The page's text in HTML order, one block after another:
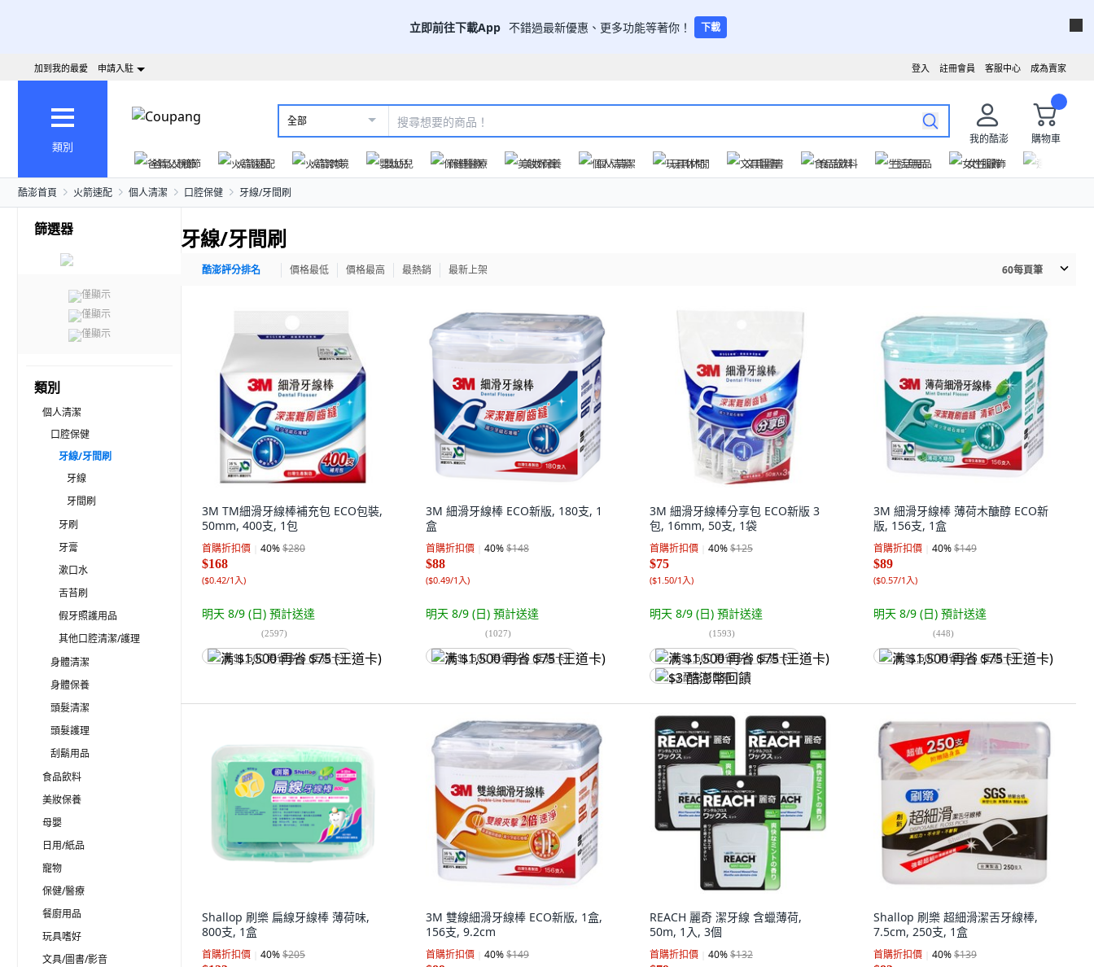
立即前往下載App 不錯過最新優惠、更多功能等著你！ 下載
成為賣家
客服中心
註冊會員
登入
加到我的最愛 申請入駐
類別
全部
我的酷澎
購物車
爸氣父親節
火箭速配 火箭跨境 嬰幼兒 保健醫療 美妝保養 個人清潔 玩具休閒 文具圖書 食品飲料 生活用品 女性服飾
酷澎首頁 火箭速配 個人清潔 口腔保健 牙線/牙間刷
篩選器
僅顯示
僅顯示
僅顯示
類別
個人清潔
口腔保健
牙線/牙間刷
牙線
牙間刷
牙刷
牙膏
漱口水
舌苔刷
假牙照護用品
其他口腔清潔/護理
身體清潔
身體保養
頭髮清潔
頭髮護理
刮鬍用品
食品飲料
美妝保養
母嬰
日用/紙品
寵物
保健/醫療
餐廚用品
玩具嗜好
文具/圖書/影音
牙線/牙間刷
酷澎評分排名 價格最低 價格最高 最熱銷 最新上架 60每頁筆
3M TM細滑牙線棒補充包 ECO包裝,
50mm, 400支, 1包
首購折扣價 40%$280
$168
($0.42/1入)
明天 8/9 (日) 預計送達
(2597)
满 $1,500 再省 $75 (王道卡)
3M 細滑牙線棒 ECO新版, 180支, 1
盒
首購折扣價 40%$148
$88
($0.49/1入)
明天 8/9 (日) 預計送達
(1027)
满 $1,500 再省 $75 (王道卡)
3M 細滑牙線棒分享包 ECO新版 3
包, 16mm, 50支, 1袋
首購折扣價 40%$125
$75
($1.50/1入)
明天 8/9 (日) 預計送達
(1593)
满 $1,500 再省 $75 (王道卡)
$3 酷澎幣回饋
3M 細滑牙線棒 薄荷木醣醇 ECO新
版, 156支, 1盒
首購折扣價 40%$149
$89
($0.57/1入)
明天 8/9 (日) 預計送達
(448)
满 $1,500 再省 $75 (王道卡)
Shallop 刷樂 扁線牙線棒 薄荷味,
800支, 1盒
首購折扣價 40%$205
3M 雙線細滑牙線棒 ECO新版, 1盒,
156支, 9.2cm
首購折扣價 40%$149
REACH 麗奇 潔牙線 含蠟薄荷,
50m, 1入, 3個
首購折扣價 40%$132
Shallop 刷樂 超細滑潔舌牙線棒,
7.5cm, 250支, 1盒
首購折扣價 40%$139